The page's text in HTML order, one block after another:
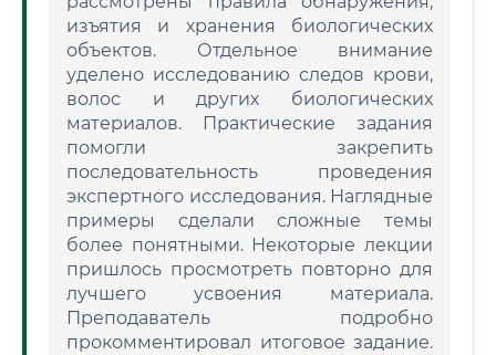
изъятия и хранения биологических
объектов. Отдельное внимание
уделено исследованию следов крови,
волос и других биологических
материалов. Практические задания
помогли закрепить
последовательность проведения
экспертного исследования. Наглядные
примеры сделали сложные темы
более понятными. Некоторые лекции
пришлось просмотреть повторно для
лучшего усвоения материала.
Преподаватель подробно
прокомментировал итоговое задание.